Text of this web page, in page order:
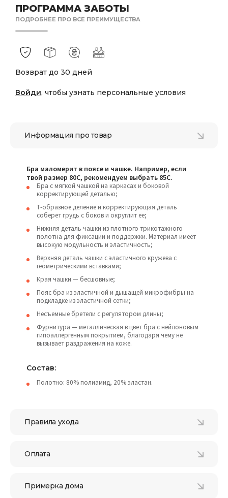
ПРОГРАММА ЗАБОТЫ
ПОДРОБНЕЕ ПРО ВСЕ ПРЕИМУЩЕСТВА
Возврат до 30 дней
Войди, чтобы узнать персональные условия
Информация про товар
Бра маломерит в поясе и чашке. Например, если
твой размер 80С, рекомендуем выбрать 85С.
Бра с мягкой чашкой на каркасах и боковой
корректирующей деталью;
Т-образное деление и корректирующая деталь
соберет грудь с боков и округлит ее;
Нижняя деталь чашки из плотного трикотажного
полотна для фиксации и поддержки. Материал имеет
высокую модульность и эластичность;
Верхняя деталь чашки с эластичного кружева с
геометрическими вставками;
Края чашки — бесшовные;
Пояс бра из эластичной и дышащей микрофибры на
подкладке из эластичной сетки;
Несъемные бретели с регулятором длины;
Фурнитура — металлическая в цвет бра с нейлоновым
гипоаллергенным покрытием, благодаря чему не
вызывает раздражения на коже.
Состав:
Полотно: 80% полиамид, 20% эластан.
Правила ухода
Оплата
Примерка дома